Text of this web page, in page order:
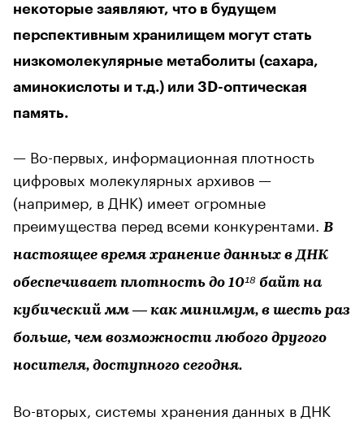
некоторые заявляют, что в будущем
перспективным хранилищем могут стать
низкомолекулярные метаболиты (сахара,
аминокислоты и т.д.) или 3D-оптическая
память.
— Во-первых, информационная плотность
цифровых молекулярных архивов —
(например, в ДНК) имеет огромные
преимущества перед всеми конкурентами. В
настоящее время хранение данных в ДНК
обеспечивает плотность до 10¹⁸ байт на
кубический мм — как минимум, в шесть раз
больше, чем возможности любого другого
носителя, доступного сегодня.
Во-вторых, системы хранения данных в ДНК